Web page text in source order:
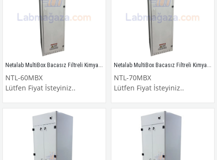
Netalab MultiBox Bacasız Filtreli Kimyasal Madde Dolabı / NTL-60MBX
NTL-60MBX
Lütfen Fiyat İsteyiniz..
Netalab MultiBox Bacasız Filtreli Kimyasal Madde Dolabı / NTL-70MBX
NTL-70MBX
Lütfen Fiyat İsteyiniz..